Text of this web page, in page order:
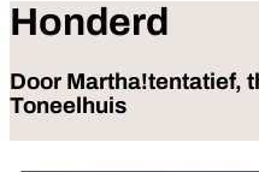
Honderd
Door Martha!tentatief,
Toneelhuis